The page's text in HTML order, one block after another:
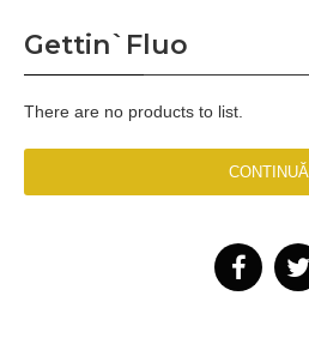
Gettin`Fluo
There are no products to list.
CONTINUĂ